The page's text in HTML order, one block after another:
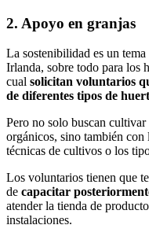
2. Apoyo en granjas
La sostenibilidad es un
Irlanda, sobre todo para los
cual solicitan voluntarios
de diferentes tipos de
Pero no solo buscan
orgánicos, sino también con
técnicas de cultivos o los
Los voluntarios tienen que
de capacitar
atender la tienda de
instalaciones.